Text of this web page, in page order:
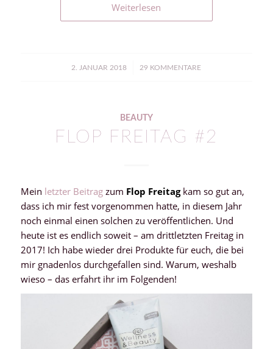
Weiterlesen
2. JANUAR 2018
/ 29 KOMMENTARE
BEAUTY
FLOP FREITAG #2
Mein letzter Beitrag zum Flop Freitagkam so gut an,
dass ich mir fest vorgenommen hatte, in diesem Jahr
noch einmal einen solchen zu veröffentlichen. Und
heute ist es endlich soweit – am drittletzten Freitag in
2017! Ich habe wieder drei Produkte für euch, die bei
mir gnadenlos durchgefallen sind. Warum, weshalb
wieso – das erfahrt ihr im Folgenden!